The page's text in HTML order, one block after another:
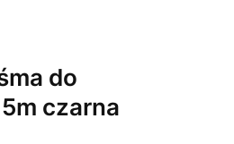
do
czarna